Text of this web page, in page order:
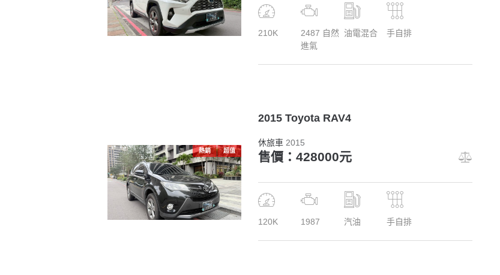
210K
2487 自然
進氣
油電混合 手自排
熱銷 超值
2015 Toyota RAV4
休旅車 2015
售價：428000元
120K 1987 汽油 手自排